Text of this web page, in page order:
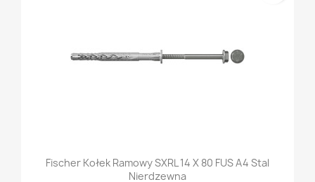
Fischer Kołek Ramowy SXRL 14 X 80 FUS A4 Stal
Nierdzewna